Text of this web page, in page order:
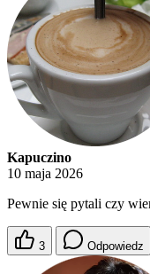
Kapuczino
10 maja 2026
Pewnie się pytali czy
3 Odpowiedz